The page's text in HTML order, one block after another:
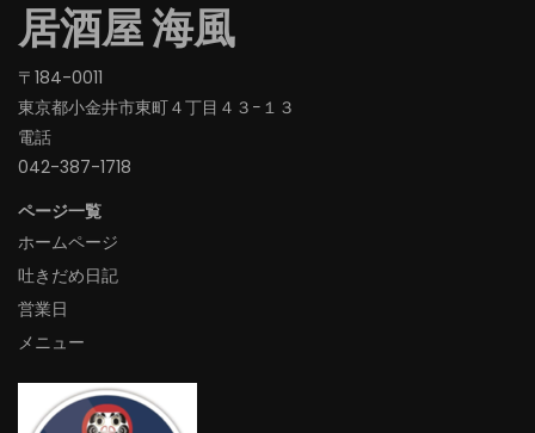
居酒屋 海風
〒184-0011
東京都小金井市東町４丁目４３−１３
電話
042-387-1718‬
ページ一覧
ホームページ
吐きだめ日記
営業日
メニュー